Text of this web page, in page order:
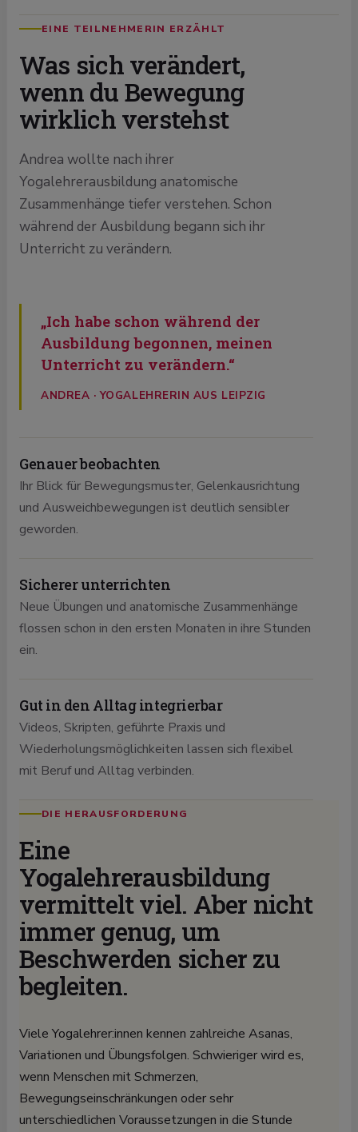
EINE TEILNEHMERIN ERZÄHLT
Was sich verändert,
wenn du Bewegung
wirklich verstehst
Andrea wollte nach ihrer
Yogalehrerausbildung anatomische
Zusammenhänge tiefer verstehen. Schon
während der Ausbildung begann sich ihr
Unterricht zu verändern.
„Ich habe schon während der
Ausbildung begonnen, meinen
Unterricht zu verändern.“
ANDREA · YOGALEHRERIN AUS LEIPZIG
Genauer beobachten
Ihr Blick für Bewegungsmuster, Gelenkausrichtung
und Ausweichbewegungen ist deutlich sensibler
geworden.
Sicherer unterrichten
Neue Übungen und anatomische Zusammenhänge
flossen schon in den ersten Monaten in ihre Stunden
ein.
Gut in den Alltag integrierbar
Videos, Skripten, geführte Praxis und
Wiederholungsmöglichkeiten lassen sich flexibel
mit Beruf und Alltag verbinden.
DIE HERAUSFORDERUNG
Eine
Yogalehrerausbildung
vermittelt viel. Aber nicht
immer genug, um
Beschwerden sicher zu
begleiten.
Viele Yogalehrer:innen kennen zahlreiche Asanas,
Variationen und Übungsfolgen. Schwieriger wird es,
wenn Menschen mit Schmerzen,
Bewegungseinschränkungen oder sehr
unterschiedlichen Voraussetzungen in die Stunde